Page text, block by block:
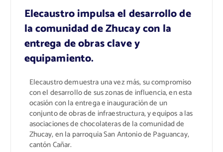
Elecaustro impulsa el desarrollo de
la comunidad de Zhucay con la
entrega de obras clave y
equipamiento.
Elecaustro demuestra una vez más, su compromiso
con el desarrollo de sus zonas de influencia, en esta
ocasión con la entrega e inauguración de un
conjunto de obras de infraestructura, y equipos a las
asociaciones de chocolateras de la comunidad de
Zhucay, en la parroquia San Antonio de Paguancay,
cantón Cañar.